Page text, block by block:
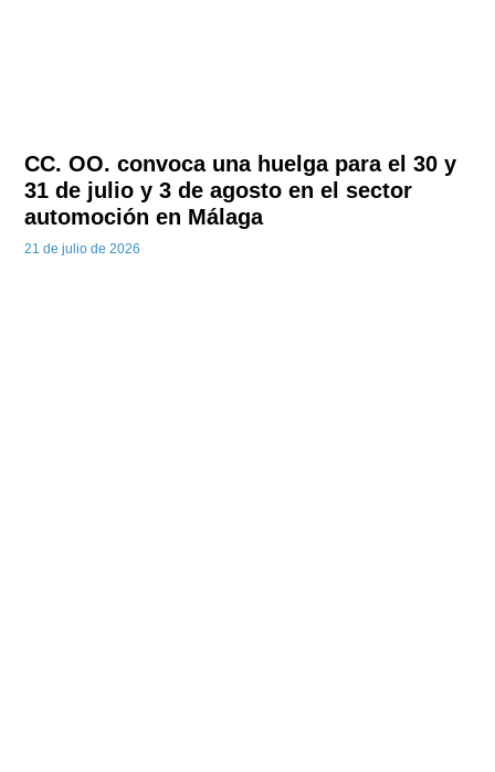
CC. OO. convoca una huelga para el 30 y
31 de julio y 3 de agosto en el sector
automoción en Málaga
21 de julio de 2026